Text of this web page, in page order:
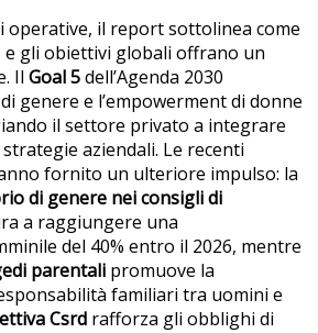
operative, il report sottolinea come
gli obiettivi globali offrano un
Il Goal 5dell’Agenda 2030
genere e l’empowerment di donne
il settore privato a integrare
aziendali. Le recenti
fornito un ulteriore impulso: la
di genere nei consigli di
a raggiungere una
del 40% entro il 2026, mentre
parentali promuove la
familiari tra uomini e
Csrd rafforza gli obblighi di